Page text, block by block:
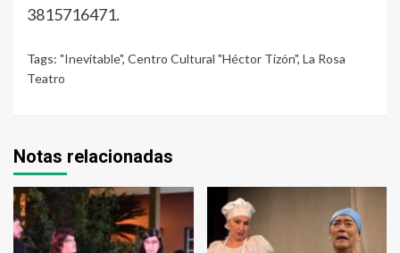
3815716471.
Tags: "Inevitable", Centro Cultural "Héctor Tizón", La Rosa
Teatro
Notas relacionadas